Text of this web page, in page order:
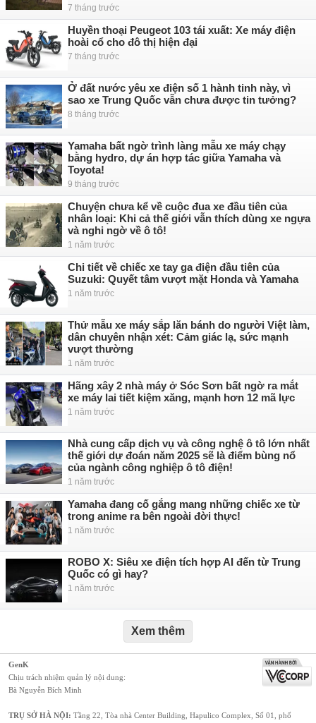
7 tháng trước
Huyền thoại Peugeot 103 tái xuất: Xe máy điện
hoài cổ cho đô thị hiện đại
7 tháng trước
Ở đất nước yêu xe điện số 1 hành tinh này, vì
sao xe Trung Quốc vẫn chưa được tin tưởng?
8 tháng trước
Yamaha bất ngờ trình làng mẫu xe máy chạy
bằng hydro, dự án hợp tác giữa Yamaha và
Toyota!
9 tháng trước
Chuyện chưa kể về cuộc đua xe đầu tiên của
nhân loại: Khi cả thế giới vẫn thích dùng xe ngựa
và nghi ngờ về ô tô!
1 năm trước
Chi tiết về chiếc xe tay ga điện đầu tiên của
Suzuki: Quyết tâm vượt mặt Honda và Yamaha
1 năm trước
Thử mẫu xe máy sắp lăn bánh do người Việt làm,
dân chuyên nhận xét: Cảm giác lạ, sức mạnh
vượt thường
1 năm trước
Hãng xây 2 nhà máy ở Sóc Sơn bất ngờ ra mắt
xe máy lai tiết kiệm xăng, mạnh hơn 12 mã lực
1 năm trước
Nhà cung cấp dịch vụ và công nghệ ô tô lớn nhất
thế giới dự đoán năm 2025 sẽ là điểm bùng nổ
của ngành công nghiệp ô tô điện!
1 năm trước
Yamaha đang cố gắng mang những chiếc xe từ
trong anime ra bên ngoài đời thực!
1 năm trước
ROBO X: Siêu xe điện tích hợp AI đến từ Trung
Quốc có gì hay?
1 năm trước
Xem thêm
GenK
Chịu trách nhiệm quản lý nội dung:
Bà Nguyễn Bích Minh
TRỤ SỞ HÀ NỘI: Tầng 22, Tòa nhà Center Building, Hapulico Complex, Số 01, phố